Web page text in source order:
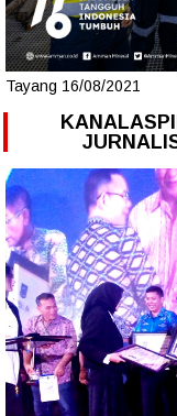
Tayang 16/08/2021